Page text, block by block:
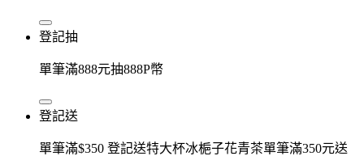
登記抽
單筆滿888元抽888P幣
登記送
單筆滿$350 登記送特大杯冰梔子花青茶單筆滿350元送